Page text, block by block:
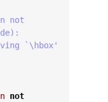
not
`\hbox'
not